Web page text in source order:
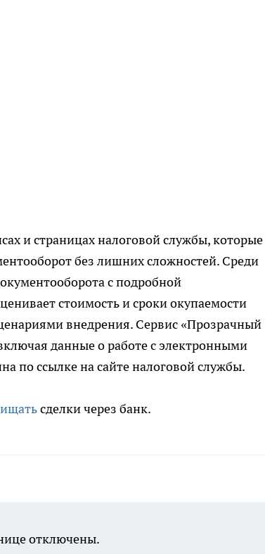
и страницах налоговой службы, которые
без лишних сложностей. Среди
с подробной
стоимость и сроки окупаемости
внедрения. Сервис «Прозрачный
данные о работе с электронными
по ссылке на сайте налоговой службы.
сделки через банк.
отключены.